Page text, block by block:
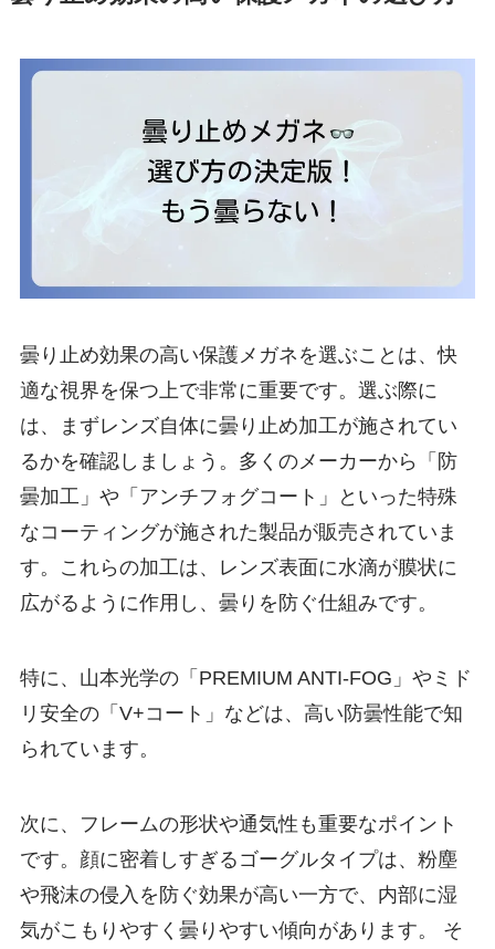
曇り止め効果の高い保護メガネを選ぶことは、快
適な視界を保つ上で非常に重要です。選ぶ際に
は、まずレンズ自体に曇り止め加工が施されてい
るかを確認しましょう。多くのメーカーから「防
曇加工」や「アンチフォグコート」といった特殊
なコーティングが施された製品が販売されていま
す。これらの加工は、レンズ表面に水滴が膜状に
広がるように作用し、曇りを防ぐ仕組みです。
特に、山本光学の「PREMIUM ANTI-FOG」やミド
リ安全の「V+コート」などは、高い防曇性能で知
られています。
次に、フレームの形状や通気性も重要なポイント
です。顔に密着しすぎるゴーグルタイプは、粉塵
や飛沫の侵入を防ぐ効果が高い一方で、内部に湿
気がこもりやすく曇りやすい傾向があります。 そ